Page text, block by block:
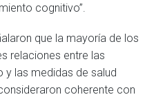
cognitivo”.
que la mayoría de los
relaciones entre las
y las medidas de salud
coherente con